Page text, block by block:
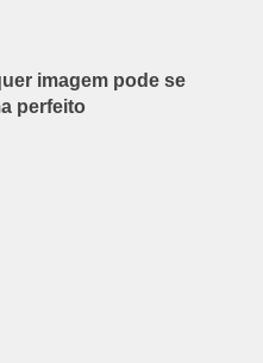
imagem pode se
perfeito